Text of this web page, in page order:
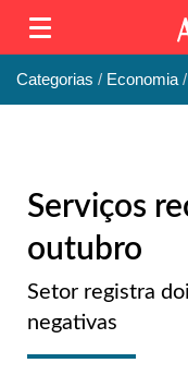
Categorias Economia
Serviços
outubro
Setor registra
negativas